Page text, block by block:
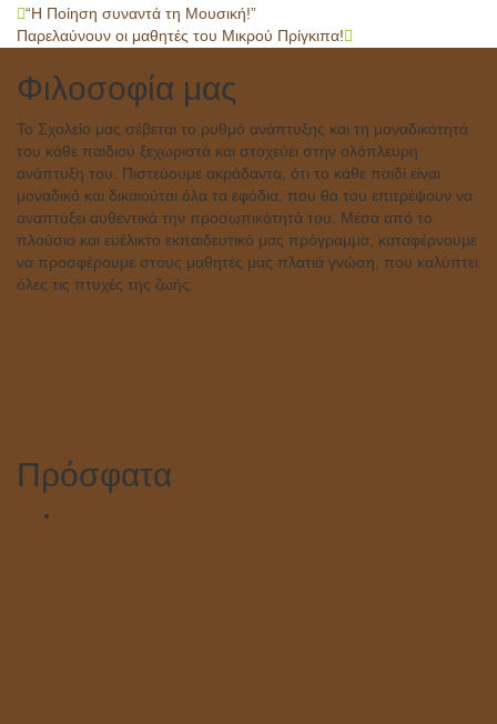
Post
navigation
“H Ποίηση συναντά τη Μουσική!”
Παρελαύνουν οι μαθητές του Μικρού Πρίγκιπα!
Φιλοσοφία μας
Το Σχολείο μας σέβεται το ρυθμό ανάπτυξης και τη μοναδικότητά
του κάθε παιδιού ξεχωριστά και στοχεύει στην ολόπλευρη
ανάπτυξη του. Πιστεύουμε ακράδαντα, ότι το κάθε παιδί είναι
μοναδικό και δικαιούται όλα τα εφόδια, που θα του επιτρέψουν να
αναπτύξει αυθεντικά την προσωπικότητά του. Μέσα από το
πλούσιο και ευέλικτο εκπαιδευτικό μας πρόγραμμα, καταφέρνουμε
να προσφέρουμε στους μαθητές μας πλατιά γνώση, που καλύπτει
όλες τις πτυχές της ζωής.
Πρόσφατα